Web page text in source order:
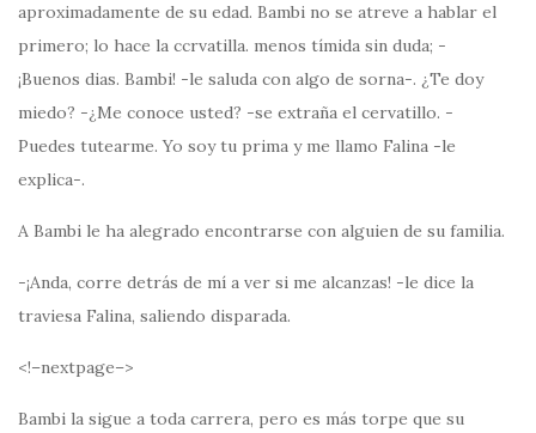
aproximadamente de su edad. Bambi no se atreve a hablar el
primero; lo hace la ccrvatilla. menos tímida sin duda; -
¡Buenos dias. Bambi! -le saluda con algo de sorna-. ¿Te doy
miedo? -¿Me conoce usted? -se extraña el cervatillo. -
Puedes tutearme. Yo soy tu prima y me llamo Falina -le
explica-.
A Bambi le ha alegrado encontrarse con alguien de su familia.
-¡Anda, corre detrás de mí a ver si me alcanzas! -le dice la
traviesa Falina, saliendo disparada.
<!–nextpage–>
Bambi la sigue a toda carrera, pero es más torpe que su